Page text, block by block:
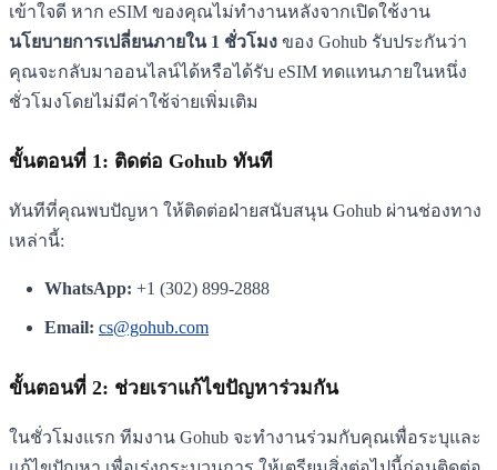
เข้าใจดี หาก eSIM ของคุณไม่ทำงานหลังจากเปิดใช้งาน
นโยบายการเปลี่ยนภายใน 1 ชั่วโมง ของ Gohub รับประกันว่า
คุณจะกลับมาออนไลน์ได้หรือได้รับ eSIM ทดแทนภายในหนึ่ง
ชั่วโมงโดยไม่มีค่าใช้จ่ายเพิ่มเติม
ขั้นตอนที่ 1: ติดต่อ Gohub ทันที
ทันทีที่คุณพบปัญหา ให้ติดต่อฝ่ายสนับสนุน Gohub ผ่านช่องทาง
เหล่านี้:
WhatsApp: +1 (302) 899-2888
Email: cs@gohub.com
ขั้นตอนที่ 2: ช่วยเราแก้ไขปัญหาร่วมกัน
ในชั่วโมงแรก ทีมงาน Gohub จะทำงานร่วมกับคุณเพื่อระบุและ